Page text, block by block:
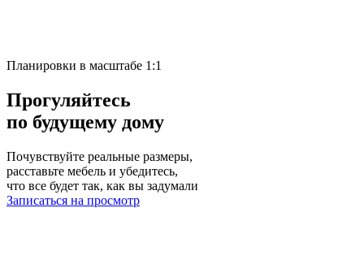
Планировки в масштабе 1:1
Прогуляйтесь
по будущему дому
Почувствуйте реальные размеры,
расставьте мебель и убедитесь,
что все будет так, как вы задумали
Записаться на просмотр